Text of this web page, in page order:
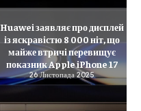
Huawei заявляє про дисплей
із яскравістю 8 000 ніт, що
майже втричі перевищує
показник Apple iPhone 17
26 Листопада 2025